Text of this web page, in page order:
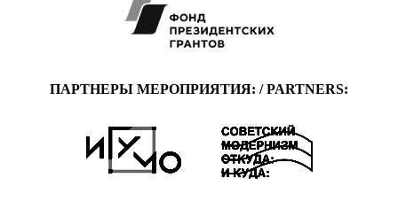
ПАРТНЕРЫ МЕРОПРИЯТИЯ: / PARTNERS: